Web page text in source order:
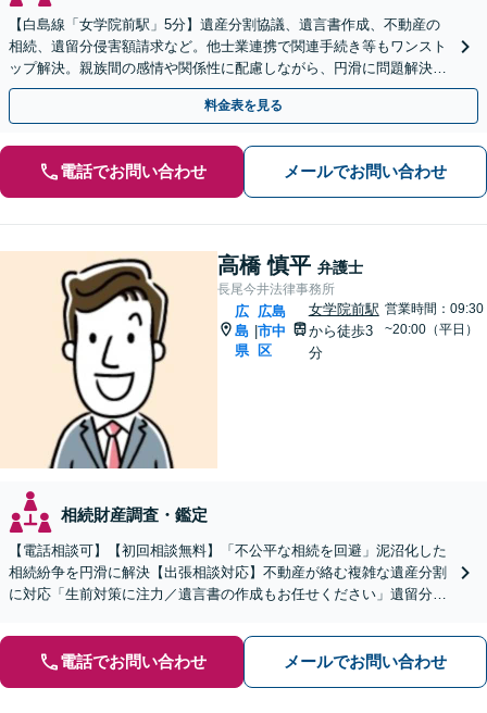
【白島線「女学院前駅」5分】遺産分割協議、遺言書作成、不動産の
相続、遺留分侵害額請求など。他士業連携で関連手続き等もワンスト
ップ解決。親族間の感情や関係性に配慮しながら、円滑に問題解決へ
【初回相談無料】
料金表を見る
電話でお問い合わせ メールでお問い合わせ
高橋 慎平 弁護士
長尾今井法律事務所
広
島
県
|
広島
市中
区
女学院前駅
から徒歩3
分
営業時間：09:30
~20:00（平日）
相続財産調査・鑑定
【電話相談可】【初回相談無料】「不公平な相続を回避」泥沼化した
相続紛争を円滑に解決【出張相談対応】不動産が絡む複雑な遺産分割
に対応「生前対策に注力／遺言書の作成もお任せください」遺留分侵
電話でお問い合わせ メールでお問い合わせ